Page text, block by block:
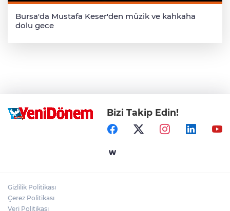
Bursa'da Mustafa Keser'den müzik ve kahkaha
dolu gece
Bizi Takip Edin!
Gizlilik Politikası
Çerez Politikası
Veri Politikası